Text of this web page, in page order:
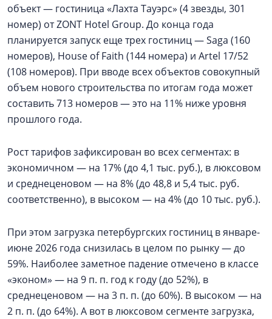
объект — гостиница «Лахта Тауэрс» (4 звезды, 301
номер) от ZONT Hotel Group. До конца года
планируется запуск еще трех гостиниц — Saga (160
номеров), House of Faith (144 номера) и Artel 17/52
(108 номеров). При вводе всех объектов совокупный
объем нового строительства по итогам года может
составить 713 номеров — это на 11% ниже уровня
прошлого года.
Рост тарифов зафиксирован во всех сегментах: в
экономичном — на 17% (до 4,1 тыс. руб.), в люксовом
и среднеценовом — на 8% (до 48,8 и 5,4 тыс. руб.
соответственно), в высоком — на 4% (до 10 тыс. руб.).
При этом загрузка петербургских гостиниц в январе-
июне 2026 года снизилась в целом по рынку — до
59%. Наиболее заметное падение отмечено в классе
«эконом» — на 9 п. п. год к году (до 52%), в
среднеценовом — на 3 п. п. (до 60%). В высоком — на
2 п. п. (до 64%). А вот в люксовом сегменте загрузка,